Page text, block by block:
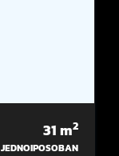
31m2
JEDNOIPOSOBAN